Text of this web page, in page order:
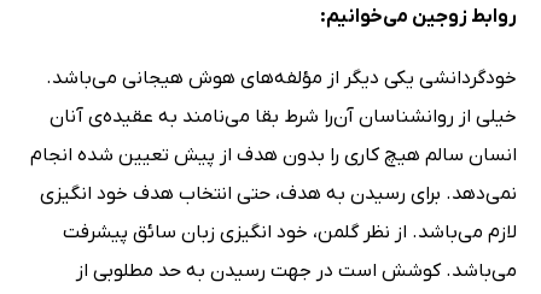
روابط زوجین می‌خوانیم:
خودگردانشی یکی دیگر از مؤلفه‌های هوش هیجانی می‌باشد.
خیلی از روانشناسان آن‌را شرط بقا می‌نامند به عقیده‌ی آنان
انسان سالم هیچ کاری را بدون هدف از پیش تعیین شده انجام
نمی‌دهد. برای رسیدن به هدف، حتی انتخاب هدف خود انگیزی
لازم می‌باشد. از نظر گلمن، خود انگیزی زبان سائق پیشرفت
می‌باشد. کوشش است در جهت رسیدن به حد مطلوبی از